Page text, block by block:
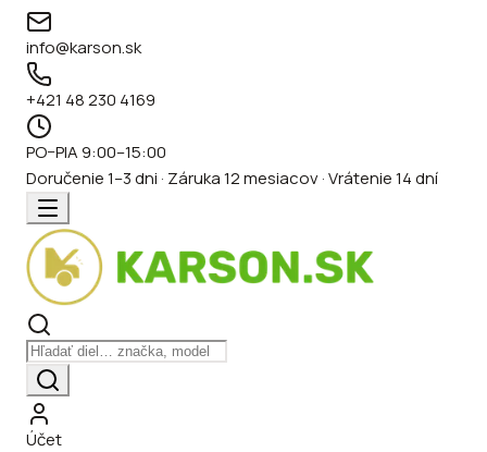
info@karson.sk
+421 48 230 4169
PO–PIA 9:00–15:00
Doručenie 1–3 dni · Záruka 12 mesiacov · Vrátenie 14 dní
Účet